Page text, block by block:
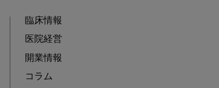
臨床情報
医院経営
開業情報
コラム